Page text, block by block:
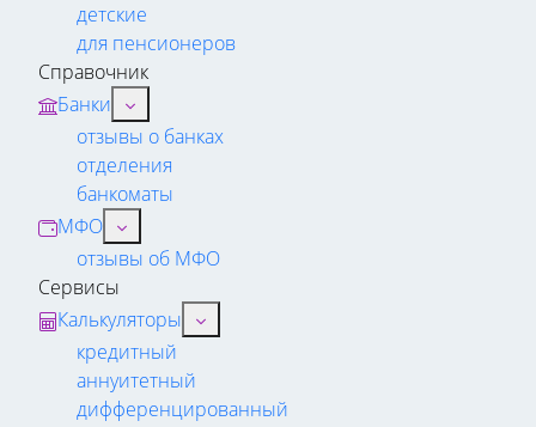
детские
для пенсионеров
Справочник
Банки
отзывы о банках
отделения
банкоматы
МФО
отзывы об МФО
Сервисы
Калькуляторы
кредитный
аннуитетный
дифференцированный